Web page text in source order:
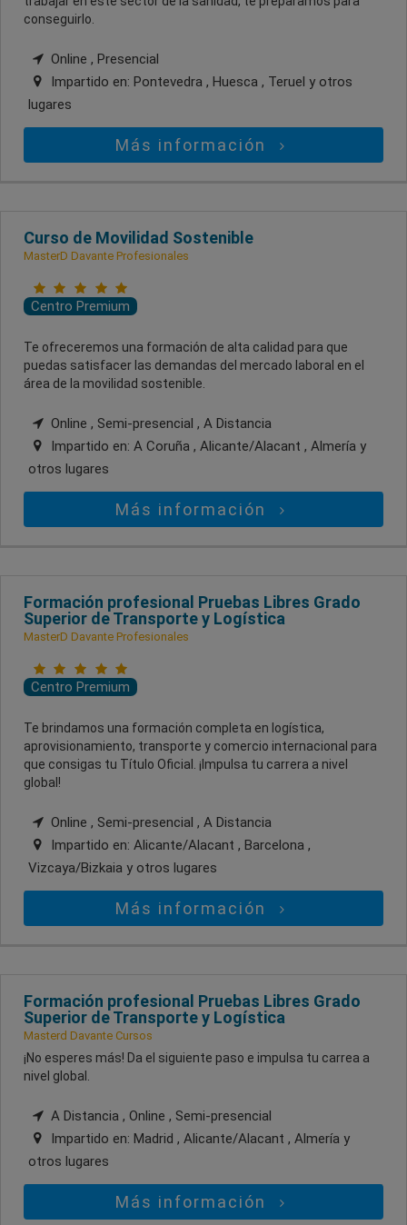
conseguirlo.
Online , Presencial
Impartido en: Pontevedra , Huesca , Teruel y otros
lugares
Más información
Curso de Movilidad Sostenible
MasterD Davante Profesionales
Centro Premium
Te ofreceremos una formación de alta calidad para que
puedas satisfacer las demandas del mercado laboral en el
área de la movilidad sostenible.
Online , Semi-presencial , A Distancia
Impartido en: A Coruña , Alicante/Alacant , Almería y
otros lugares
Más información
Formación profesional Pruebas Libres Grado
Superior de Transporte y Logística
MasterD Davante Profesionales
Centro Premium
Te brindamos una formación completa en logística,
aprovisionamiento, transporte y comercio internacional para
que consigas tu Título Oficial. ¡Impulsa tu carrera a nivel
global!
Online , Semi-presencial , A Distancia
Impartido en: Alicante/Alacant , Barcelona ,
Vizcaya/Bizkaia y otros lugares
Más información
Formación profesional Pruebas Libres Grado
Superior de Transporte y Logística
Masterd Davante Cursos
¡No esperes más! Da el siguiente paso e impulsa tu carrea a
nivel global.
A Distancia , Online , Semi-presencial
Impartido en: Madrid , Alicante/Alacant , Almería y
otros lugares
Más información